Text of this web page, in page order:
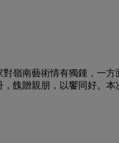
嶺南藝術情有獨鍾，一
餽贈親朋，以饗同好。